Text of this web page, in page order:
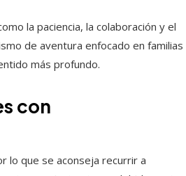
la paciencia, la colaboración y el
de aventura enfocado en familias
más profundo.
con
lo que se aconseja recurrir a